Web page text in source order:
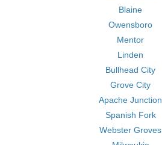
Blaine
Owensboro
Mentor
Linden
Bullhead City
Grove City
Apache Junction
Spanish Fork
Webster Groves